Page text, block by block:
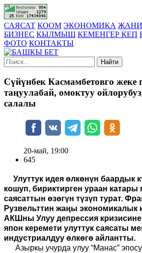
САЯСАТ КООМ ЭКОНОМИКА
БИЗНЕС КЫЛМЫШ КЕМЕНГЕР КЕП
ФОТО КОНТАКТЫ
Найти
Сүйүнбек Касмамбетовго жеке
таңуулабай, омоктуу
салалы
20-май, 19:00
645
Улуттук идея өлкөнүн баардык
кошуп, бириктирген ураан катары
саясаттын өзөгүн түзүп турат.
Рузвельттин жаңы экономикалык
АКШны Улуу депрессия
япон керемети улуттук саясаты
индустриалдуу өлкөгө айлантты.
Азыркы учурда улуу “Манас”